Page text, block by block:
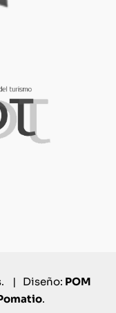
| Diseño: POM
.